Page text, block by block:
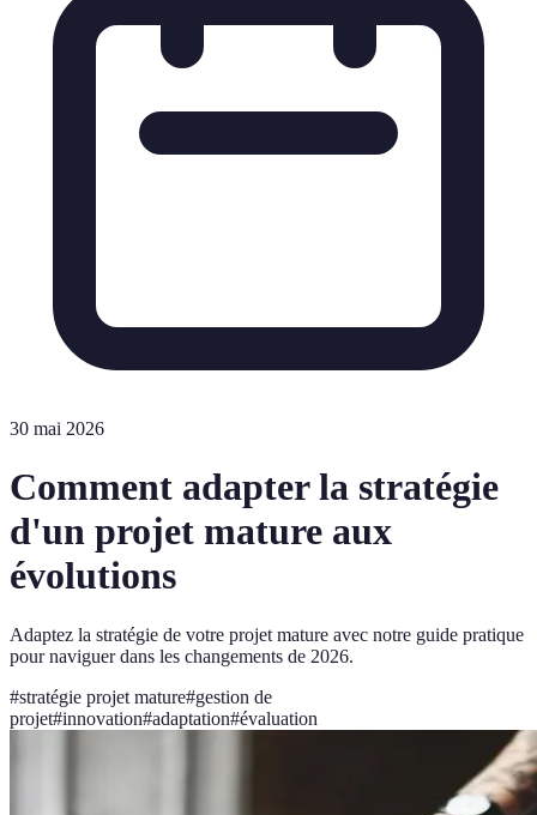
30 mai 2026
Comment adapter la stratégie
d'un projet mature aux
évolutions
Adaptez la stratégie de votre projet mature avec notre guide pratique
pour naviguer dans les changements de 2026.
#stratégie projet mature#gestion de
projet#innovation#adaptation#évaluation